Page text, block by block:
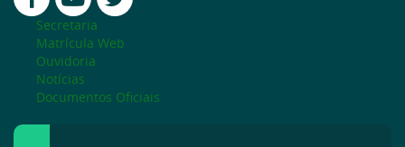
Secretaria
Matrícula Web
Ouvidoria
Notícias
Documentos Oficiais